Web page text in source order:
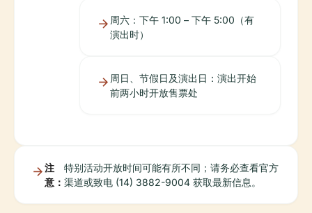
周六：下午 1:00 – 下午 5:00（有
演出时）
周日、节假日及演出日：演出开始
前两小时开放售票处
注
意：
特别活动开放时间可能有所不同；请务必查看官方
渠道或致电 (14) 3882-9004 获取最新信息。